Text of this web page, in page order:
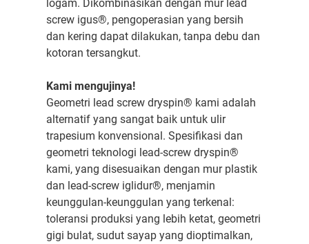
logam. Dikombinasikan dengan mur lead
screw igus®, pengoperasian yang bersih
dan kering dapat dilakukan, tanpa debu dan
kotoran tersangkut.
Kami mengujinya!
Geometri lead screw dryspin® kami adalah
alternatif yang sangat baik untuk ulir
trapesium konvensional. Spesifikasi dan
geometri teknologi lead-screw dryspin®
kami, yang disesuaikan dengan mur plastik
dan lead-screw iglidur®, menjamin
keunggulan-keunggulan yang terkenal:
toleransi produksi yang lebih ketat, geometri
gigi bulat, sudut sayap yang dioptimalkan,